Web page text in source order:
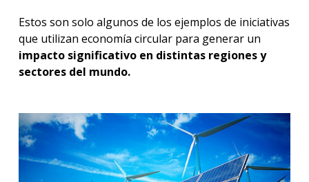
Estos son solo algunos de los ejemplos de iniciativas
que utilizan economía circular para generar un
impacto significativo en distintas regiones y
sectores del mundo.